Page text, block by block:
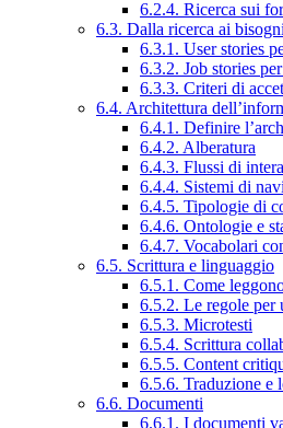
6.2.4. Ricerca sui
6.3. Dalla ricerca ai
6.3.1. User stories
6.3.2. Job stories
6.3.3. Criteri di
6.4. Architettura
6.4.1. Definire
6.4.2. Alberatura
6.4.3. Flussi di
6.4.4. Sistemi di
6.4.5. Tipologie di
6.4.6. Ontologie e
6.4.7. Vocabolari
6.5. Scrittura e linguaggio
6.5.1. Come
6.5.2. Le regole per
6.5.3. Microtesti
6.5.4. Scrittura
6.5.5. Content
6.5.6. Traduzione e
6.6. Documenti
6.6.1. I documenti